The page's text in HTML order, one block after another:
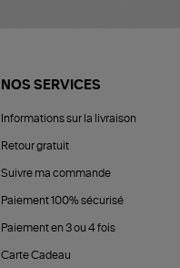
NOS SERVICES
Informations sur la livraison
Retour gratuit
Suivre ma commande
Paiement 100% sécurisé
Paiement en 3 ou 4 fois
Carte Cadeau